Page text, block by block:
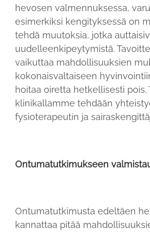
hevosen valmennuksessa,
esimerkiksi kengityksessä on
tehdä muutoksia, jotka
uudelleenkipeytymistä.
vaikuttaa mahdollisuuksien
kokonaisvaltaiseen
hoitaa oiretta hetkellisesti pois.
klinikallamme tehdään
fysioterapeutin ja
Ontumatutkimukseen
Ontumatutkimusta edeltäen
kannattaa pitää